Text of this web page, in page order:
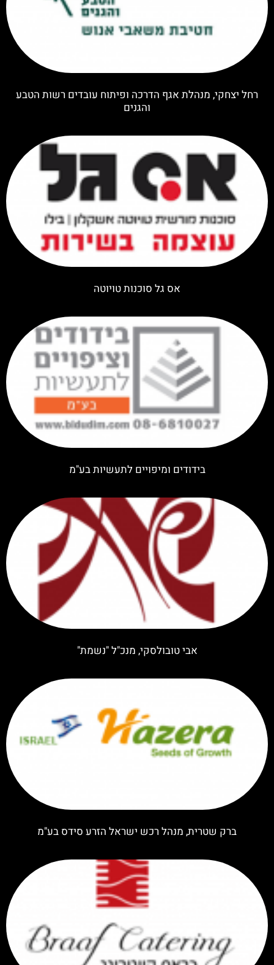
רחל יצחקי, מנהלת אגף הדרכה ופיתוח עובדים רשות הטבע
והגנים
אס גל סוכנות טויוטה
בידודים ומיפויים לתעשיות בע"מ
אבי טובולסקי, מנכ"ל "נשמת"
ברק שטרית, מנהל רכש ישראל הזרע סידס בע"מ